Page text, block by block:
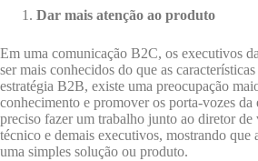
Dar mais atenção ao produto
Em uma comunicação B2C, os executivos
ser mais conhecidos do que as
estratégia B2B, existe uma preocupação
conhecimento e promover os porta-vozes da
preciso fazer um trabalho junto ao diretor de
técnico e demais executivos, mostrando que
uma simples solução ou produto.